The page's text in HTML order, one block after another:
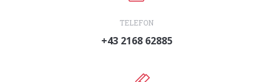
TELEFON
+43 2168 62885